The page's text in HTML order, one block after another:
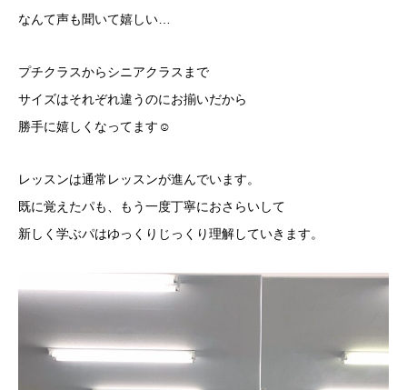
なんて声も聞いて嬉しい…
プチクラスからシニアクラスまで
サイズはそれぞれ違うのにお揃いだから
勝手に嬉しくなってます☺️
レッスンは通常レッスンが進んでいます。
既に覚えたパも、もう一度丁寧におさらいして
新しく学ぶパはゆっくりじっくり理解していきます。